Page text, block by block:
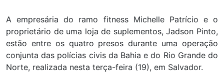
A empresária do ramo fitness Michelle Patrício e o
proprietário de uma loja de suplementos, Jadson Pinto,
estão entre os quatro presos durante uma operação
conjunta das polícias civis da Bahia e do Rio Grande do
Norte, realizada nesta terça-feira (19), em Salvador.